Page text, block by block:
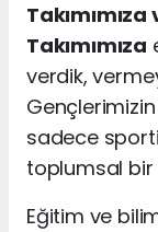
Takımımıza
Takımımıza
verdik,
sadece
toplumsal bir
Eğitim ve